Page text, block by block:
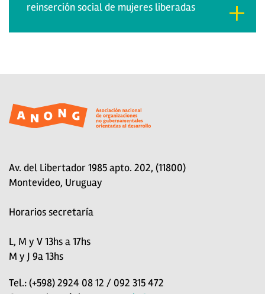
reinserción social de mujeres liberadas
Av. del Libertador 1985 apto. 202, (11800)
Montevideo, Uruguay
Horarios secretaría
L, M y V 13hs a 17hs
M y J 9a 13hs
Tel.: (+598) 2924 08 12 / 092 315 472